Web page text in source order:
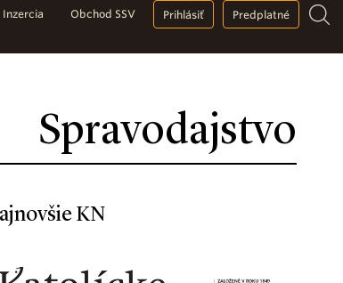
Spravodajstvo
Inzercia Obchod SSV Prihlásiť Predplatné
KN